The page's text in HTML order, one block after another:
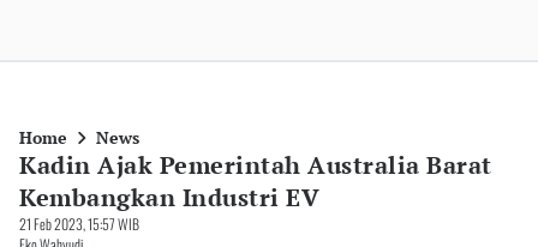
Home News
Kadin Ajak Pemerintah Australia Barat
Kembangkan Industri EV
21 Feb 2023, 15:57 WIB